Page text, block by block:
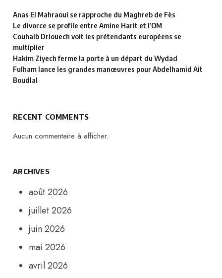
Anas El Mahraoui se rapproche du Maghreb de Fès
Le divorce se profile entre Amine Harit et l’OM
Couhaib Driouech voit les prétendants européens se
multiplier
Hakim Ziyech ferme la porte à un départ du Wydad
Fulham lance les grandes manœuvres pour Abdelhamid Ait
Boudlal
RECENT COMMENTS
Aucun commentaire à afficher.
ARCHIVES
août 2026
juillet 2026
juin 2026
mai 2026
avril 2026